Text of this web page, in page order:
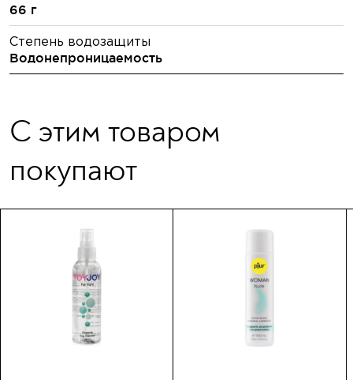
66 г
Степень водозащиты
Водонепроницаемость
С этим товаром
покупают